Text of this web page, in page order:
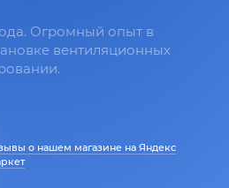
Огромный опыт в
вентиляционных
о нашем магазине на Яндекс